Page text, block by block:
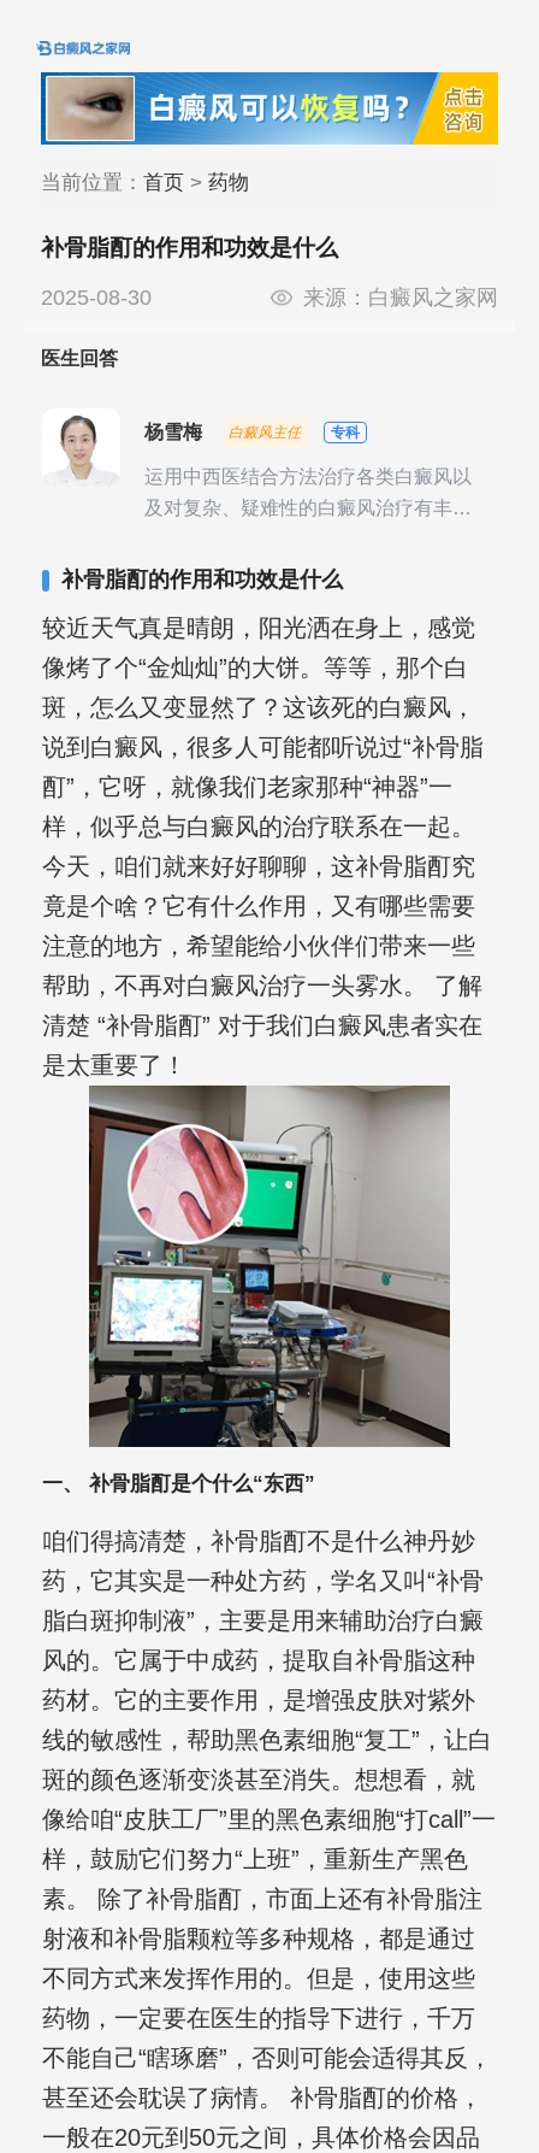
当前位置： 首页> 药物
补骨脂酊的作用和功效是什么
2025-08-30 来源： 白癜风之家网
医生回答
杨雪梅 白癜风主任 专科
运用中西医结合方法治疗各类白癜风以
及对复杂、疑难性的白癜风治疗有丰富
合巩固用药的调理，并对白癜风患者的
导，全方位帮助患者康复。
补骨脂酊的作用和功效是什么
较近天气真是晴朗，阳光洒在身上，感觉
像烤了个“金灿灿”的大饼。等等，那个白
斑，怎么又变显然了？这该死的白癜风，
说到白癜风，很多人可能都听说过“补骨脂
酊”，它呀，就像我们老家那种“神器”一
样，似乎总与白癜风的治疗联系在一起。
今天，咱们就来好好聊聊，这补骨脂酊究
竟是个啥？它有什么作用，又有哪些需要
注意的地方，希望能给小伙伴们带来一些
帮助，不再对白癜风治疗一头雾水。 了解
清楚 “补骨脂酊” 对于我们白癜风患者实在
是太重要了！
一、 补骨脂酊是个什么“东西”
咱们得搞清楚，补骨脂酊不是什么神丹妙
药，它其实是一种处方药，学名又叫“补骨
脂白斑抑制液”，主要是用来辅助治疗白癜
风的。它属于中成药，提取自补骨脂这种
药材。它的主要作用，是增强皮肤对紫外
线的敏感性，帮助黑色素细胞“复工”，让白
斑的颜色逐渐变淡甚至消失。想想看，就
像给咱“皮肤工厂”里的黑色素细胞“打call”一
样，鼓励它们努力“上班”，重新生产黑色
素。 除了补骨脂酊，市面上还有补骨脂注
射液和补骨脂颗粒等多种规格，都是通过
不同方式来发挥作用的。但是，使用这些
药物，一定要在医生的指导下进行，千万
不能自己“瞎琢磨”，否则可能会适得其反，
甚至还会耽误了病情。 补骨脂酊的价格，
一般在20元到50元之间，具体价格会因品